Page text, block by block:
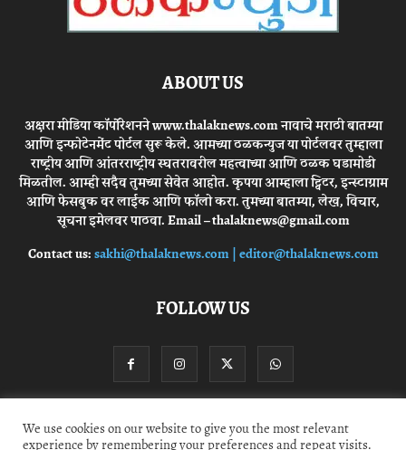
ABOUT US
अक्षरा मीडिया कॉर्पोरेशनने www.thalaknews.com नावाचे मराठी बातम्या
आणि इन्फोटेनमेंट पोर्टल सुरू केले. आमच्या ठळकन्युज या पोर्टलवर तुम्हाला
राष्ट्रीय आणि आंतरराष्ट्रीय स्घतरावरील महत्वाच्या आणि ठळक घडामोडी
मिळतील. आम्ही सदैव तुमच्या सेवेत आहोत. कृपया आम्हाला ट्विटर, इन्स्टाग्राम
आणि फेसबुक वर लाईक आणि फॉलो करा. तुमच्या बातम्या, लेख, विचार,
सूचना इमेलवर पाठवा. Email – thalaknews@gmail.com
Contact us:sakhi@thalaknews.com | editor@thalaknews.com
FOLLOW US
Privacy Policy Contact Us
We use cookies on our website to give you the most relevant
experience by remembering your preferences and repeat visits.